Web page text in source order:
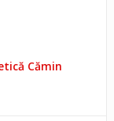
Cămin